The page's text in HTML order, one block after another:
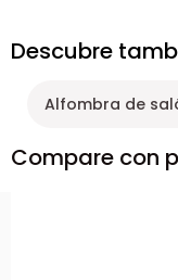
Descubre
Alfombra de
Compare con